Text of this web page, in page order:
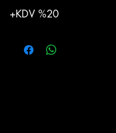
+KDV %20